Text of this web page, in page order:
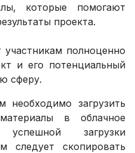
которые помогают
проекта.
полноценно
и его потенциальный
сферу.
необходимо загрузить
в облачное
загрузки
следует скопировать